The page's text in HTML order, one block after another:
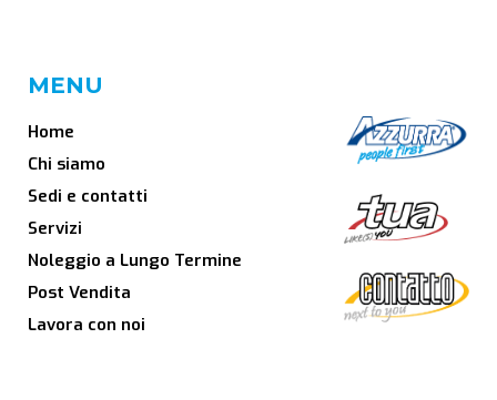
MENU
Home
Chi siamo
Sedi e contatti
Servizi
Noleggio a Lungo Termine
Post Vendita
Lavora con noi